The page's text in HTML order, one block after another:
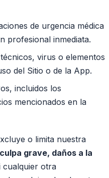
de urgencia médica
profesional inmediata.
virus o elementos
del Sitio o de la App.
incluidos los
mencionados en la
o limita nuestra
grave, daños a la
cualquier otra